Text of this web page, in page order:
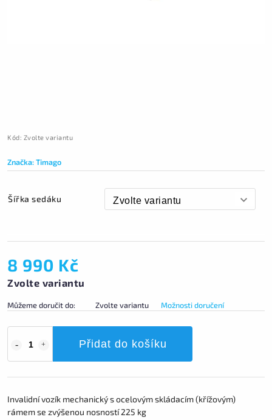
Kód: Zvolte variantu
Značka:Timago
Šířka sedáku
8 990 Kč
Zvolte variantu
Můžeme doručit do: Zvolte variantu Možnosti doručení
Přidat do košíku
Invalidní vozík mechanický s ocelovým skládacím (křížovým)
rámem se zvýšenou nosností 225 kg